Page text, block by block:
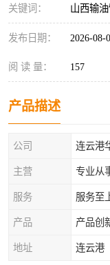
关键词： 山西输
发布日期： 2026-08-
阅 读 量： 157
产品描述
公司 连云港
主营 专业从
服务 服务至
产品 产品创
地址 连云港